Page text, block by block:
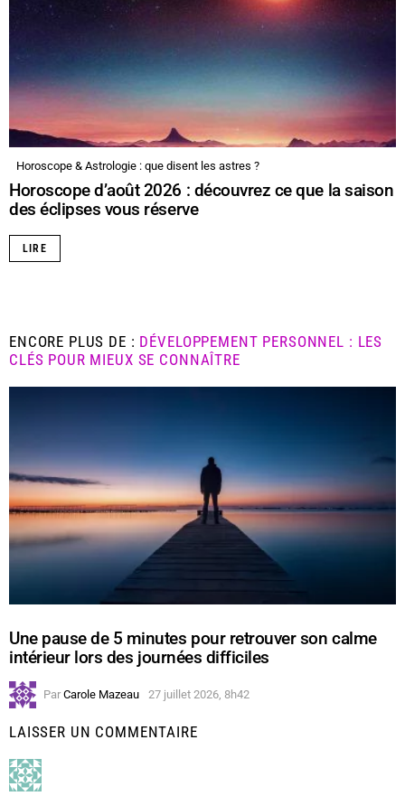
Horoscope & Astrologie : que disent les astres ?
Horoscope d’août 2026 : découvrez ce que la saison
des éclipses vous réserve
LIRE
ENCORE PLUS DE : DÉVELOPPEMENT PERSONNEL : LES
CLÉS POUR MIEUX SE CONNAÎTRE
Une pause de 5 minutes pour retrouver son calme
intérieur lors des journées difficiles
Par Carole Mazeau 27 juillet 2026, 8h42
LAISSER UN COMMENTAIRE